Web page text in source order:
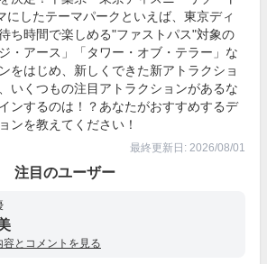
にしたテーマパークといえば、東京ディ
ち時間で楽しめる"ファストパス"対象の
・アース」「タワー・オブ・テラー」な
をはじめ、新しくできた新アトラクショ
いくつもの注目アトラクションがあるな
ンするのは！？あなたがおすすめするデ
ンを教えてください！
最終更新日: 2026/08/01
注目のユーザー
容とコメントを見る